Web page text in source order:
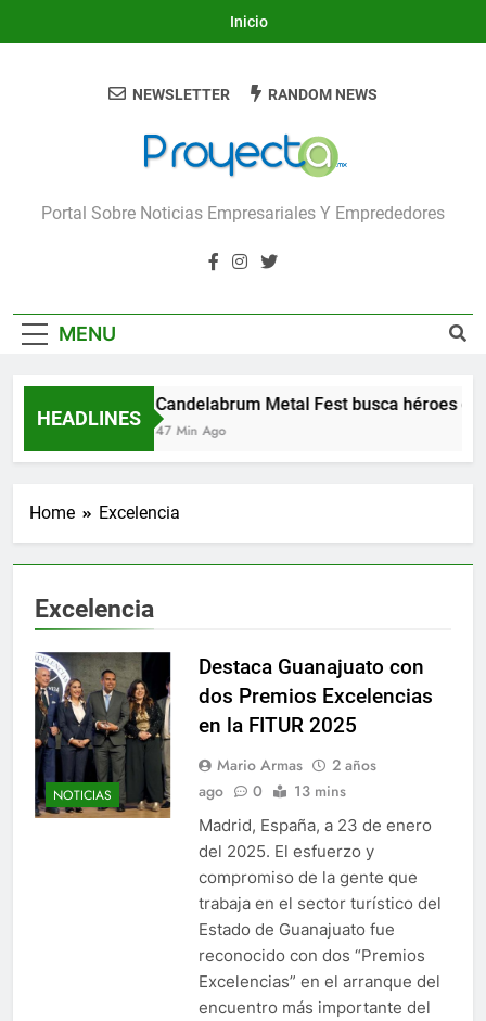
Inicio
Proyecta
Portal Sobre Noticias Empresariales Y Emprededores
NEWSLETTER RANDOM NEWS
MENU
HEADLINES
Candelabrum Metal Fest busca héroes de
47 Min Ago
Home Excelencia
Excelencia
NOTICIAS
Destaca Guanajuato con
dos Premios Excelencias
en la FITUR 2025
Mario Armas
2 años
ago
0 13 mins
Madrid, España, a 23 de enero
del 2025. El esfuerzo y
compromiso de la gente que
trabaja en el sector turístico del
Estado de Guanajuato fue
reconocido con dos “Premios
Excelencias” en el arranque del
encuentro más importante del